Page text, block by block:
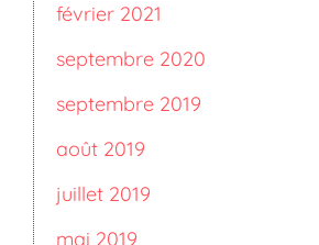
février 2021
septembre 2020
septembre 2019
août 2019
juillet 2019
mai 2019